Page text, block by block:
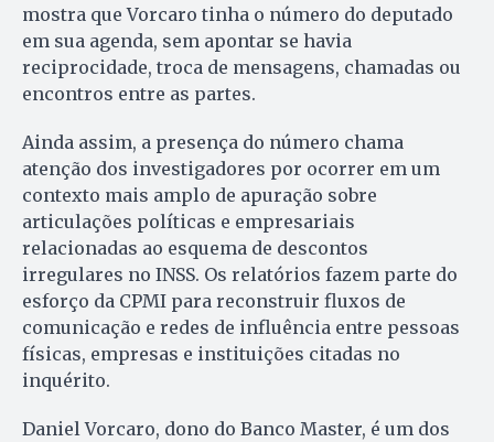
mostra que Vorcaro tinha o número do deputado
em sua agenda, sem apontar se havia
reciprocidade, troca de mensagens, chamadas ou
encontros entre as partes.
Ainda assim, a presença do número chama
atenção dos investigadores por ocorrer em um
contexto mais amplo de apuração sobre
articulações políticas e empresariais
relacionadas ao esquema de descontos
irregulares no INSS. Os relatórios fazem parte do
esforço da CPMI para reconstruir fluxos de
comunicação e redes de influência entre pessoas
físicas, empresas e instituições citadas no
inquérito.
Daniel Vorcaro, dono do Banco Master, é um dos